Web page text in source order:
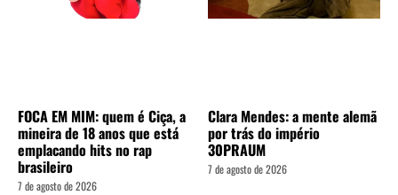
FOCA EM MIM: quem é Ciça, a
mineira de 18 anos que está
emplacando hits no rap
brasileiro
7 de agosto de 2026
Clara Mendes: a mente alemã
por trás do império
30PRAUM
7 de agosto de 2026